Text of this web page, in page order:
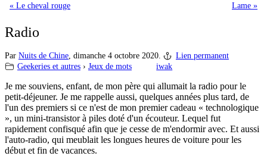
« Le cheval rouge Lame »
Radio
Par Nuits de Chine dimanche 4 octobre 2020.
Lien permanent
Geekeries et autres › Jeux de mots iwak
Je me souviens, enfant, de mon père qui allumait la radio pour le
petit-déjeuner. Je me rappelle aussi, quelques années plus tard, de
l'un des premiers si ce n'est de mon premier cadeau « technologique
», un mini-transistor à piles doté d'un écouteur. Lequel fut
rapidement confisqué afin que je cesse de m'endormir avec. Et aussi
l'auto-radio, qui meublait les longues heures de voiture pour les
début et fin de vacances.